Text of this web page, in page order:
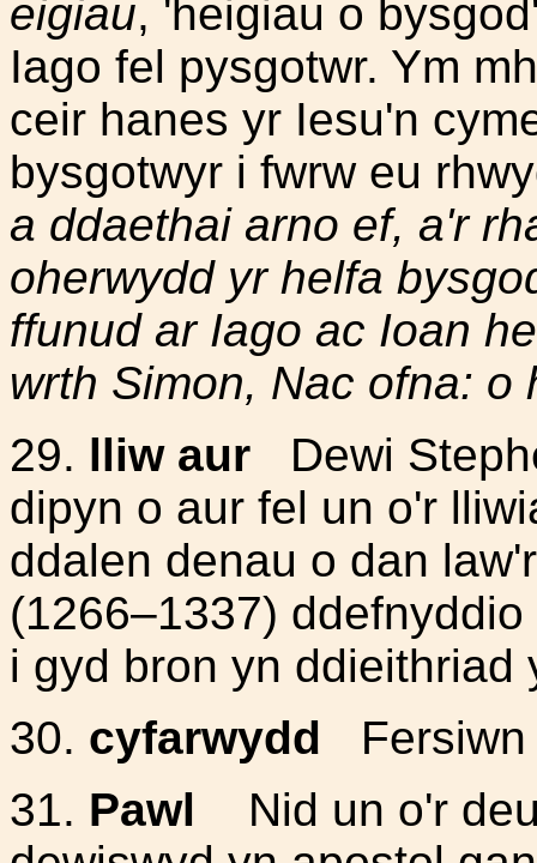
eigiau, 'heigiau o
Iago fel pysgotwr. Ym
ceir hanes yr Iesu'n
bysgotwyr i fwrw eu
a ddaethai arno ef, a'r
oherwydd yr helfa
ffunud ar Iago ac Ioan
wrth Simon, Nac ofna:
29. lliw aur Dewi
dipyn o aur fel un o'r
ddalen denau o dan
(1266–1337)
i gyd bron yn ddieithriad
30. cyfarwydd Fersiwn
31. Pawl
Nid un o'r